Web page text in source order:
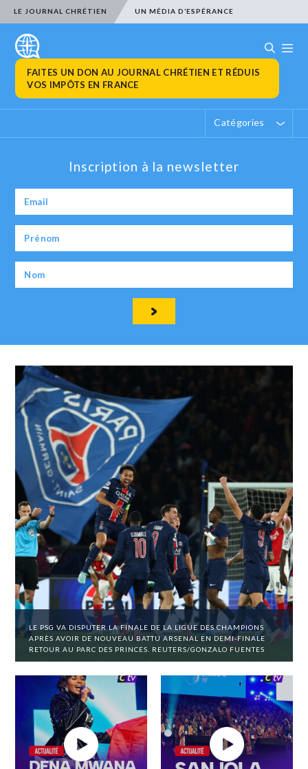
LE JOURNAL CHRÉTIEN UN MÉDIA D’ESPÉRANCE
FAITES UN DON AU JOURNAL CHRÉTIEN ET RÉDUIS
VOS IMPÔTS EN FRANCE
Catégories
Inscription à la newsletter
LE PSG VA DISPUTER LA FINALE DE LA LIGUE DES CHAMPIONS
APRÈS AVOIR DE NOUVEAU BATTU ARSENAL EN DEMI-FINALE
RETOUR AU PARC DES PRINCES. REUTERS/GONZALO FUENTES